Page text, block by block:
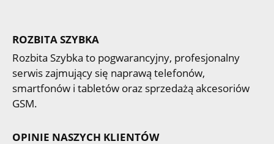
ROZBITA SZYBKA
Rozbita Szybka to pogwarancyjny, profesjonalny
serwis zajmujący się naprawą telefonów,
smartfonów i tabletów oraz sprzedażą akcesoriów
GSM.
OPINIE NASZYCH KLIENTÓW